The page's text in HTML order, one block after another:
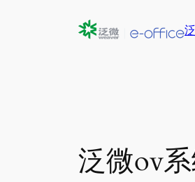
泛微ov